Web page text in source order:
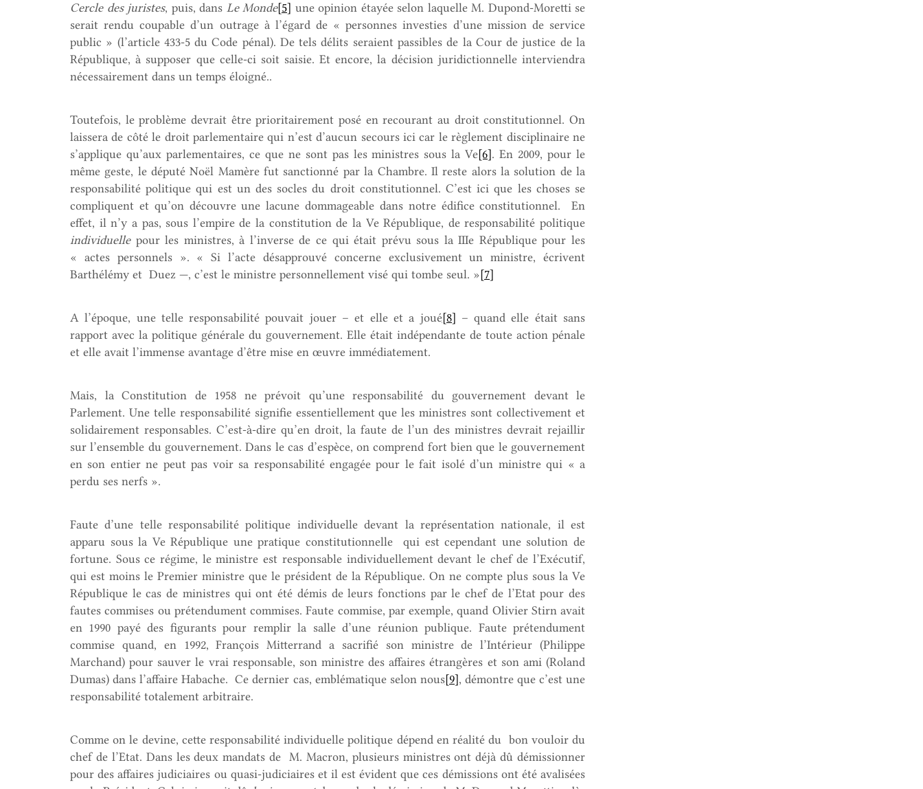
Cercle des juristes, puis, dans Le Monde[5] une opinion étayée selon laquelle M. Dupond-Moretti se
serait rendu coupable d’un outrage à l’égard de « personnes investies d’une mission de service
public » (l’article 433-5 du Code pénal). De tels délits seraient passibles de la Cour de justice de la
République, à supposer que celle-ci soit saisie. Et encore, la décision juridictionnelle interviendra
nécessairement dans un temps éloigné..
Toutefois, le problème devrait être prioritairement posé en recourant au droit constitutionnel. On
laissera de côté le droit parlementaire qui n’est d’aucun secours ici car le règlement disciplinaire ne
s’applique qu’aux parlementaires, ce que ne sont pas les ministres sous la Ve[6]. En 2009, pour le
même geste, le député Noël Mamère fut sanctionné par la Chambre. Il reste alors la solution de la
responsabilité politique qui est un des socles du droit constitutionnel. C’est ici que les choses se
compliquent et qu’on découvre une lacune dommageable dans notre édifice constitutionnel. En
effet, il n’y a pas, sous l’empire de la constitution de la Ve République, de responsabilité politique
individuellepour les ministres, à l’inverse de ce qui était prévu sous la IIIe République pour les
« actes personnels ». « Si l’acte désapprouvé concerne exclusivement un ministre, écrivent
Barthélémy et Duez —, c’est le ministre personnellement visé qui tombe seul. »[7]
A l’époque, une telle responsabilité pouvait jouer – et elle et a joué[8] – quand elle était sans
rapport avec la politique générale du gouvernement. Elle était indépendante de toute action pénale
et elle avait l’immense avantage d’être mise en œuvre immédiatement.
Mais, la Constitution de 1958 ne prévoit qu’une responsabilité du gouvernement devant le
Parlement. Une telle responsabilité signifie essentiellement que les ministres sont collectivement et
solidairement responsables. C’est-à-dire qu’en droit, la faute de l’un des ministres devrait rejaillir
sur l’ensemble du gouvernement. Dans le cas d’espèce, on comprend fort bien que le gouvernement
en son entier ne peut pas voir sa responsabilité engagée pour le fait isolé d’un ministre qui « a
perdu ses nerfs ».
Faute d’une telle responsabilité politique individuelle devant la représentation nationale, il est
apparu sous la Ve République une pratique constitutionnelle qui est cependant une solution de
fortune. Sous ce régime, le ministre est responsable individuellement devant le chef de l’Exécutif,
qui est moins le Premier ministre que le président de la République. On ne compte plus sous la Ve
République le cas de ministres qui ont été démis de leurs fonctions par le chef de l’Etat pour des
fautes commises ou prétendument commises. Faute commise, par exemple, quand Olivier Stirn avait
en 1990 payé des figurants pour remplir la salle d’une réunion publique. Faute prétendument
commise quand, en 1992, François Mitterrand a sacrifié son ministre de l’Intérieur (Philippe
Marchand) pour sauver le vrai responsable, son ministre des affaires étrangères et son ami (Roland
Dumas) dans l’affaire Habache. Ce dernier cas, emblématique selon nous[9], démontre que c’est une
responsabilité totalement arbitraire.
Comme on le devine, cette responsabilité individuelle politique dépend en réalité du bon vouloir du
chef de l’Etat. Dans les deux mandats de M. Macron, plusieurs ministres ont déjà dû démissionner
pour des affaires judiciaires ou quasi-judiciaires et il est évident que ces démissions ont été avalisées